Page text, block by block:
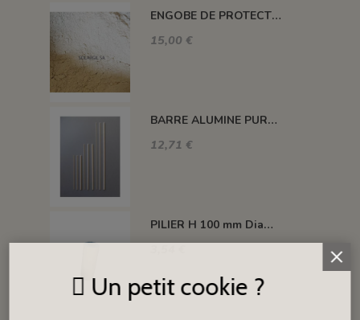
ENGOBE DE PROTECTION POUR LES PLAQUES
15,00 €
BARRE ALUMINE PURE 1400°C L200 X 2 MM
12,71 €
PILIER H 100 mm Diam.43 mm 1350°C
Un petit cookie ?